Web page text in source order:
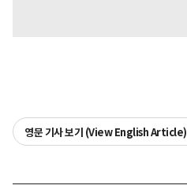
영문 기사 보기 (View English Article)